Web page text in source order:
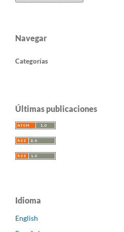
Navegar
Categorías
Últimas publicaciones
Idioma
English